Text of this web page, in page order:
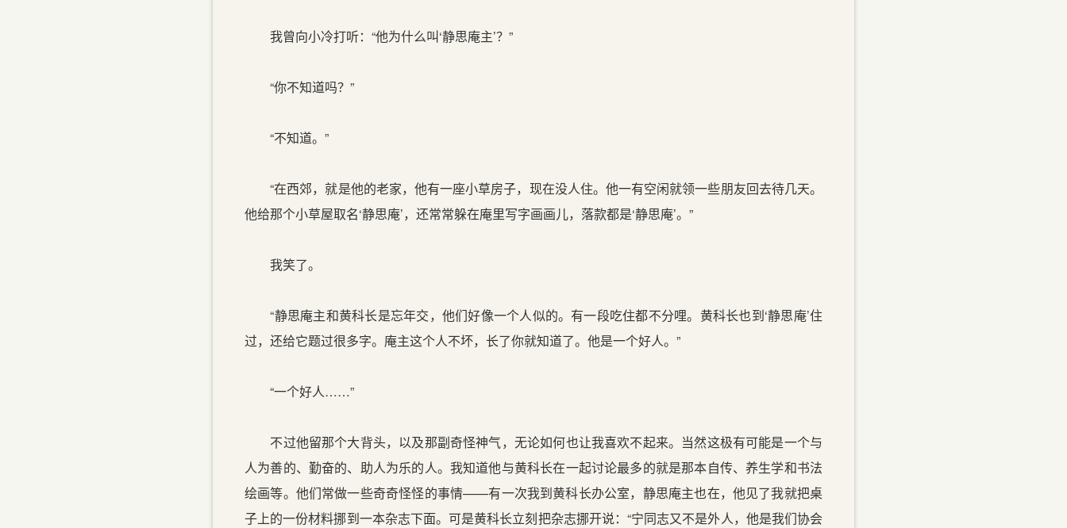
我曾向小冷打听：“他为什么叫‘静思庵主’？”
“你不知道吗？”
“不知道。”
“在西郊，就是他的老家，他有一座小草房子，现在没人住。他一有空闲就领一些朋友回去待几天。
他给那个小草屋取名‘静思庵’，还常常躲在庵里写字画画儿，落款都是‘静思庵’。”
我笑了。
“静思庵主和黄科长是忘年交，他们好像一个人似的。有一段吃住都不分哩。黄科长也到‘静思庵’住
过，还给它题过很多字。庵主这个人不坏，长了你就知道了。他是一个好人。”
“一个好人……”
不过他留那个大背头，以及那副奇怪神气，无论如何也让我喜欢不起来。当然这极有可能是一个与
人为善的、勤奋的、助人为乐的人。我知道他与黄科长在一起讨论最多的就是那本自传、养生学和书法
绘画等。他们常做一些奇奇怪怪的事情——有一次我到黄科长办公室，静思庵主也在，他见了我就把桌
子上的一份材料挪到一本杂志下面。可是黄科长立刻把杂志挪开说：“宁同志又不是外人，他是我们协会